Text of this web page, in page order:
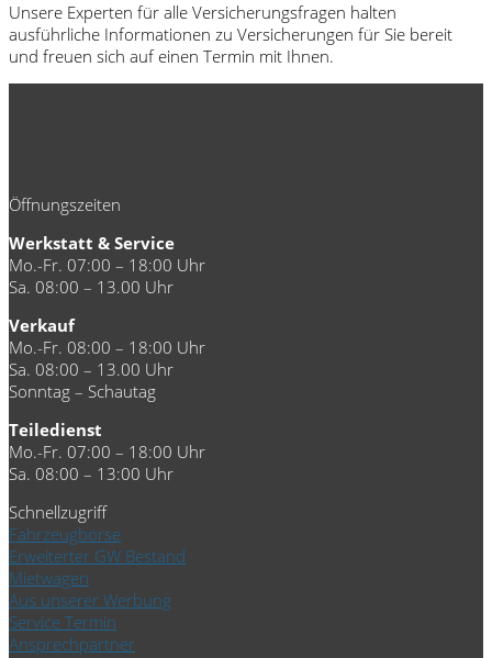
Unsere Experten für alle Versicherungsfragen halten
ausführliche Informationen zu Versicherungen für Sie bereit
und freuen sich auf einen Termin mit Ihnen.
Öffnungszeiten
Werkstatt & Service
Mo.-Fr. 07:00 – 18:00 Uhr
Sa. 08:00 – 13.00 Uhr
Verkauf
Mo.-Fr. 08:00 – 18:00 Uhr
Sa. 08:00 – 13.00 Uhr
Sonntag – Schautag
Teiledienst
Mo.-Fr. 07:00 – 18:00 Uhr
Sa. 08:00 – 13:00 Uhr
Schnellzugriff
Fahrzeugbörse
Erweiterter GW Bestand
Mietwagen
Aus unserer Werbung
Service Termin
Ansprechpartner